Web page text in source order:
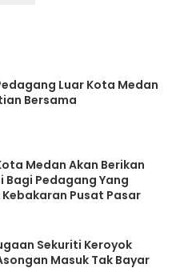
Luar Kota Medan
Bersama
Medan Akan Berikan
Bagi Pedagang Yang
Pusat Pasar
Sekuriti Keroyok
Masuk Tak Bayar